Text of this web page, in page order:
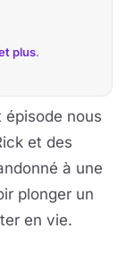
plus.
nous
et des
à une
plonger un
en vie.